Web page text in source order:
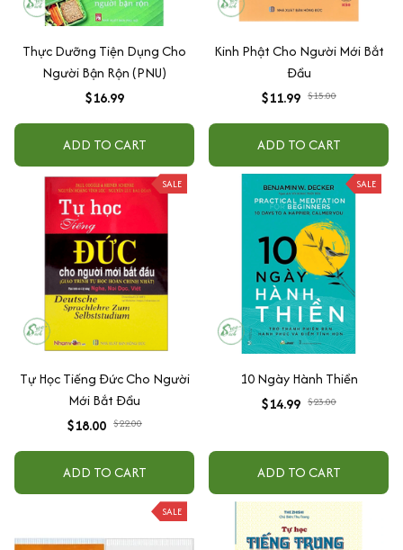
Thực Dưỡng Tiện Dụng Cho
Người Bận Rộn (PNU)
$16.99
ADD TO CART
Kinh Phật Cho Người Mới Bắt
Đầu
$11.99 $15.00
ADD TO CART
SALE
Tự Học Tiếng Đức Cho Người
Mới Bắt Đầu
$18.00 $22.00
ADD TO CART
SALE
10 Ngày Hành Thiền
$14.99 $23.00
ADD TO CART
SALE